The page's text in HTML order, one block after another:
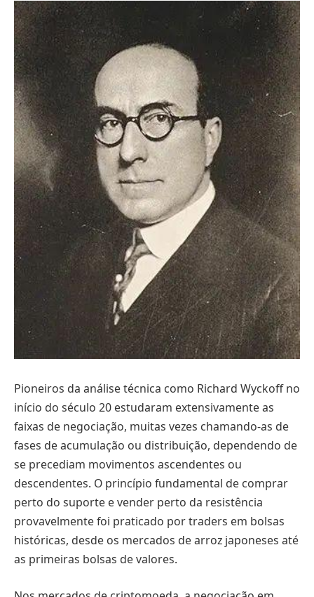
Pioneiros da análise técnica como Richard Wyckoff no
início do século 20 estudaram extensivamente as
faixas de negociação, muitas vezes chamando-as de
fases de acumulação ou distribuição, dependendo de
se precediam movimentos ascendentes ou
descendentes. O princípio fundamental de comprar
perto do suporte e vender perto da resistência
provavelmente foi praticado por traders em bolsas
históricas, desde os mercados de arroz japoneses até
as primeiras bolsas de valores.